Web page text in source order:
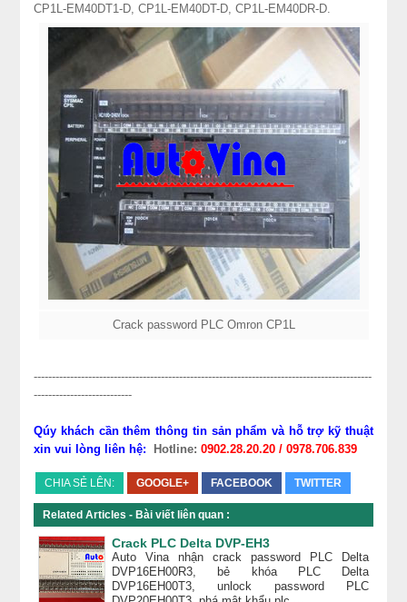
CP1L-EM40DT1-D, CP1L-EM40DT-D, CP1L-EM40DR-D.
Crack password PLC Omron CP1L
---------------------------------------------------------------------------------------------
---------------------------
Qúy khách cần thêm thông tin sản phẩm và hỗ trợ kỹ thuật
xin vui lòng liên hệ:
Hotline: 0902.28.20.20 / 0978.706.839
CHIA SẺ LÊN: GOOGLE+ FACEBOOK TWITTER
Related Articles - Bài viết liên quan :
Crack PLC Delta DVP-EH3
Auto Vina nhận crack password PLC Delta
DVP16EH00R3, bẻ khóa PLC Delta
DVP16EH00T3, unlock password PLC